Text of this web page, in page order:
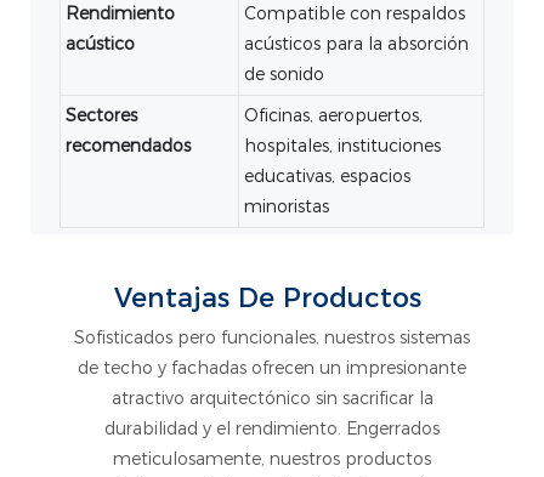
Rendimiento
acústico
Compatible con respaldos
acústicos para la absorción
de sonido
Sectores
recomendados
Oficinas, aeropuertos,
hospitales, instituciones
educativas, espacios
minoristas
Ventajas De Productos
Sofisticados pero funcionales, nuestros sistemas
de techo y fachadas ofrecen un impresionante
atractivo arquitectónico sin sacrificar la
durabilidad y el rendimiento. Engerrados
meticulosamente, nuestros productos